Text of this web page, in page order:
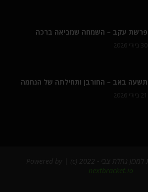
פרשת עקב – השמחה שמביאה ברכה
30 ביולי 2026
תשעה באב – החורבן ותחילתה של הנחמה
21 ביולי 2026
nextbracket.io